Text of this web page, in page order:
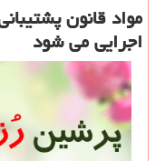
مواد قانون
اجرایی می شود